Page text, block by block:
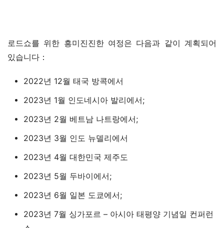
로드쇼를 위한 흥미진진한 여정은 다음과 같이 계획되어
있습니다：
2022년 12월 태국 방콕에서
2023년 1월 인도네시아 발리에서;
2023년 2월 베트남 나트랑에서;
2023년 3월 인도 뉴델리에서
2023년 4월 대한민국 제주도
2023년 5월 두바이에서;
2023년 6월 일본 도쿄에서;
2023년 7월 싱가포르 – 아시아 태평양 기념일 컨퍼런